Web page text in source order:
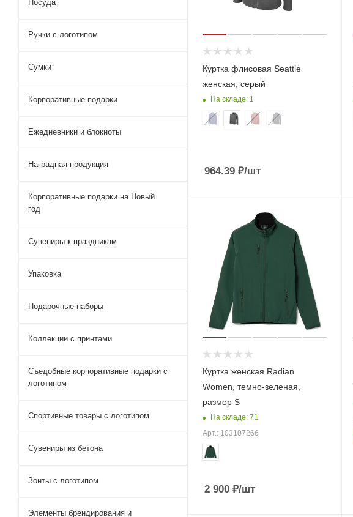
Куртка флисовая Seattle
женская, серый
На складе: 1
964.39 ₽/шт
Куртка женская Radian
Women, темно-зеленая,
размер S
На складе: 71
Арт.: 103107266
2 900 ₽/шт
Посуда
Ручки с логотипом
Сумки
Корпоративные подарки
Ежедневники и блокноты
Наградная продукция
Корпоративные подарки на Новый
год
Сувениры к праздникам
Упаковка
Подарочные наборы
Коллекции с принтами
Съедобные корпоративные подарки с
логотипом
Спортивные товары с логотипом
Сувениры из бетона
Зонты с логотипом
Элементы брендирования и